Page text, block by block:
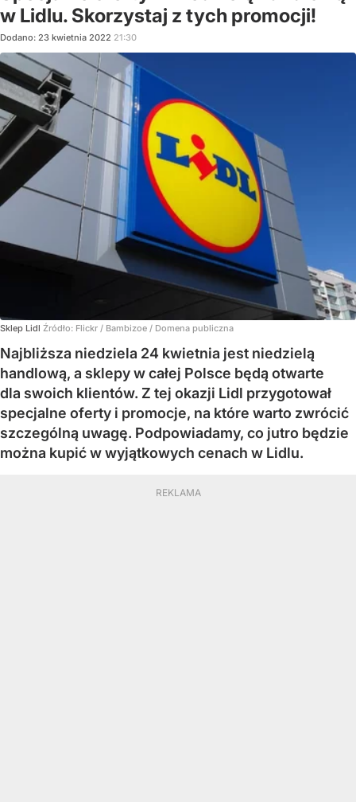
w Lidlu. Skorzystaj z tych promocji!
Dodano: 23 kwietnia 2022 21:30
Sklep Lidl Źródło: Flickr / Bambizoe / Domena publiczna
Najbliższa niedziela 24 kwietnia jest niedzielą
handlową, a sklepy w całej Polsce będą otwarte
dla swoich klientów. Z tej okazji Lidl przygotował
specjalne oferty i promocje, na które warto zwrócić
szczególną uwagę. Podpowiadamy, co jutro będzie
można kupić w wyjątkowych cenach w Lidlu.